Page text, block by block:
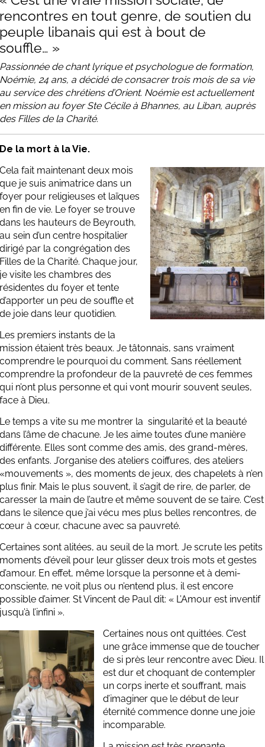
rencontres en tout genre, de soutien du
peuple libanais qui est à bout de
souffle… »
Passionnée de chant lyrique et psychologue de formation,
Noémie, 24 ans, a décidé de consacrer trois mois de sa vie
au service des chrétiens d’Orient. Noémie est actuellement
en mission au foyer Ste Cécile à Bhannes, au Liban, auprès
des Filles de la Charité.
De la mort à la Vie.
Cela fait maintenant deux mois
que je suis animatrice dans un
foyer pour religieuses et laïques
en fin de vie. Le foyer se trouve
dans les hauteurs de Beyrouth,
au sein d’un centre hospitalier
dirigé par la congrégation des
Filles de la Charité. Chaque jour,
je visite les chambres des
résidentes du foyer et tente
d’apporter un peu de souffle et
de joie dans leur quotidien.
Les premiers instants de la
mission étaient très beaux. Je tâtonnais, sans vraiment
comprendre le pourquoi du comment. Sans réellement
comprendre la profondeur de la pauvreté de ces femmes
qui n’ont plus personne et qui vont mourir souvent seules,
face à Dieu.
Le temps a vite su me montrer la singularité et la beauté
dans l’âme de chacune. Je les aime toutes d’une manière
différente. Elles sont comme des amis, des grand-mères,
des enfants. J’organise des ateliers coiffures, des ateliers
«mouvements », des moments de jeux, des chapelets à n’en
plus finir. Mais le plus souvent, il s’agit de rire, de parler, de
caresser la main de l’autre et même souvent de se taire. C’est
dans le silence que j’ai vécu mes plus belles rencontres, de
cœur à cœur, chacune avec sa pauvreté.
Certaines sont alitées, au seuil de la mort. Je scrute les petits
moments d’éveil pour leur glisser deux trois mots et gestes
d’amour. En effet, même lorsque la personne et à demi-
consciente, ne voit plus ou n’entend plus, il est encore
possible d’aimer. St Vincent de Paul dit: « L’Amour est inventif
jusqu’à l’infini ».
Certaines nous ont quittées. C’est
une grâce immense que de toucher
de si près leur rencontre avec Dieu. Il
est dur et choquant de contempler
un corps inerte et souffrant, mais
d’imaginer que le début de leur
éternité commence donne une joie
incomparable.